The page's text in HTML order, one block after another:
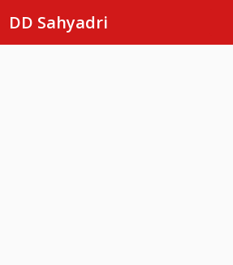
DD Sahyadri